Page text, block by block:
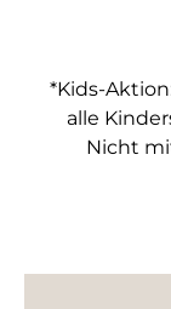
*Kids-
alle
Nicht